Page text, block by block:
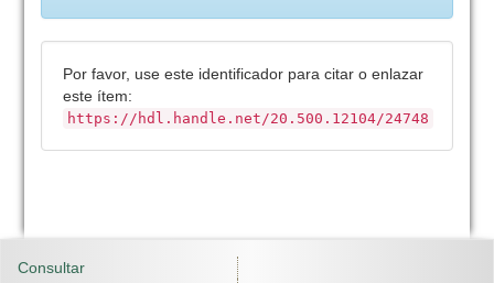
Por favor, use este identificador para citar o enlazar
este ítem:
https://hdl.handle.net/20.500.12104/24748
Consultar